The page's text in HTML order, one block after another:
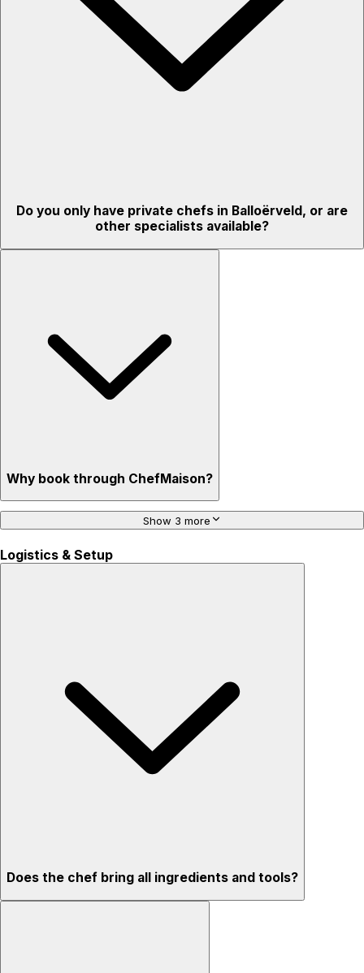
Do you only have private chefs in Balloërveld, or are
other specialists available?
Why book through ChefMaison?
Show 3 more
Logistics & Setup
Does the chef bring all ingredients and tools?